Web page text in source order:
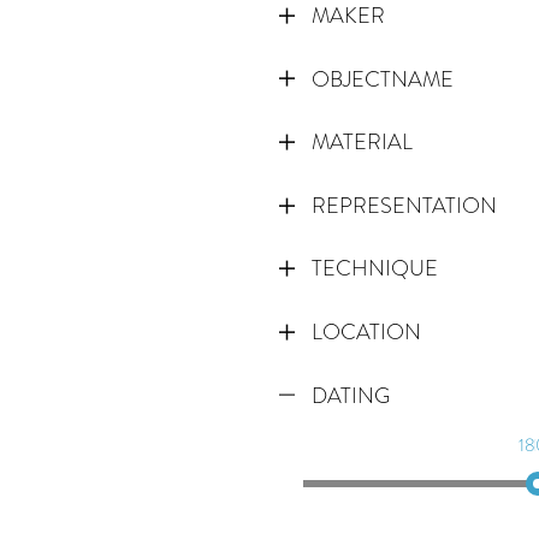
MAKER
OBJECTNAME
MATERIAL
REPRESENTATION
TECHNIQUE
LOCATION
DATING